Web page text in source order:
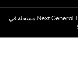
حقوق الطبع والنشر محفوظة © لصالح 2026 Next General Trading FZE. مسجلة في